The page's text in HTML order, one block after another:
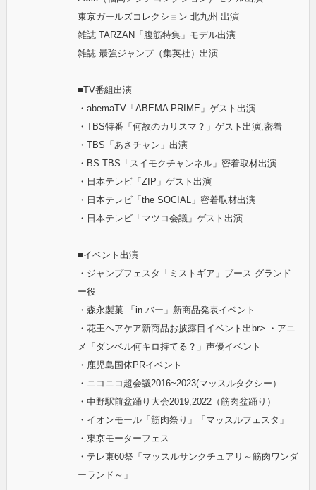
東京ガールズコレクション 北九州 出演
雑誌 TARZAN「腹筋特集」モデル出演
雑誌 最強ジャンプ（集英社）出演
■TV番組出演
・abemaTV「ABEMA PRIME」ゲスト出演
・TBS特番「何故のカリスマ？」ゲスト出演,密着
・TBS「あさチャン」出演
・BS TBS「スイモクチャンネル」密着取材出演
・日本テレビ「ZIP」ゲスト出演
・日本テレビ「the SOCIAL」密着取材出演
・日本テレビ「マツコ会議」ゲスト出演
■イベント出演
・ジャンプフェスタ「ミストギア」ブース グランド
ー役
・森永製菓 「in バー」新商品発表イベント
・花王ヘアケア新商品お披露目イベント出br> ・アニ
メ「ダンベル何キロ持てる？」声優イベント
・鹿児島国体PRイベント
・ニコニコ超会議2016~2023(マッスルタクシー）
・中野駅前盆踊り大会2019,2022（筋肉盆踊り）
・イオンモール「筋肉祭り」「マッスルフェスタ」
・東京モーターフェス
・テレ東60祭「マッスルサンクチュアリ～筋肉ワンダ
ーランド～」